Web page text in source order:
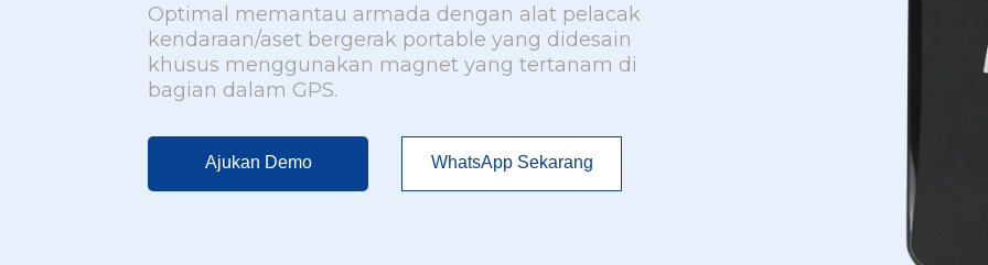
Optimal memantau armada dengan alat pelacak
kendaraan/aset bergerak portable yang didesain
khusus menggunakan magnet yang tertanam di
bagian dalam GPS.
Ajukan Demo WhatsApp Sekarang